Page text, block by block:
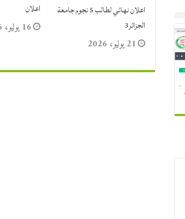
اعلان نهائي لطالب 5 نجوم جامعة
الجزائر3
21 يوليو، 2026
اعلان
16 يوليو، 2026